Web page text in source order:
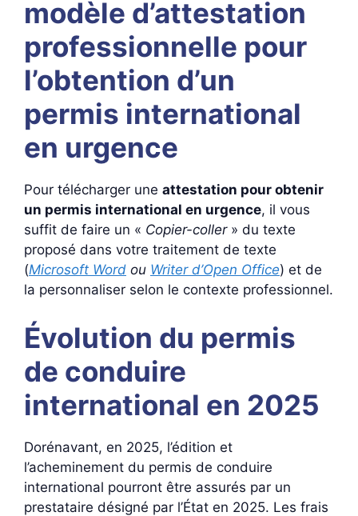
modèle d’attestation
professionnelle pour
l’obtention d’un
permis international
en urgence
Pour télécharger une attestation pour obtenir
un permis international en urgence, il vous
suffit de faire un « Copier-coller» du texte
proposé dans votre traitement de texte
(Microsoft Word ou Writer d’Open Office) et de
la personnaliser selon le contexte professionnel.
Évolution du permis
de conduire
international en 2025
Dorénavant, en 2025, l’édition et
l’acheminement du permis de conduire
international pourront être assurés par un
prestataire désigné par l’État en 2025. Les frais